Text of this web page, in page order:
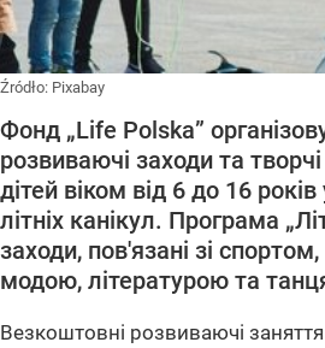
Źródło: Pixabay
Фонд „Life Polska”
розвиваючі заходи та
дітей віком від 6 до 16
літніх канікул. Програма
заходи, пов'язані зі
модою, літературою та
Beзкoштовні розвиваючі